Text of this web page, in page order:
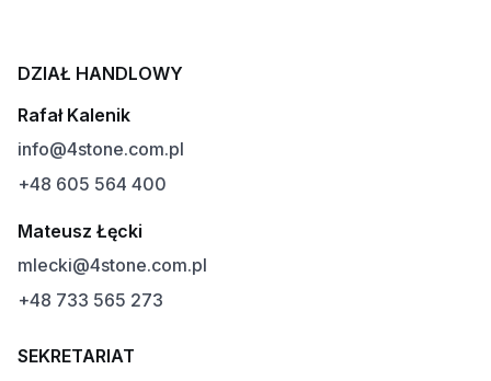
DZIAŁ HANDLOWY
Rafał Kalenik
info@4stone.com.pl
+48 605 564 400
Mateusz Łęcki
mlecki@4stone.com.pl
+48 733 565 273
SEKRETARIAT